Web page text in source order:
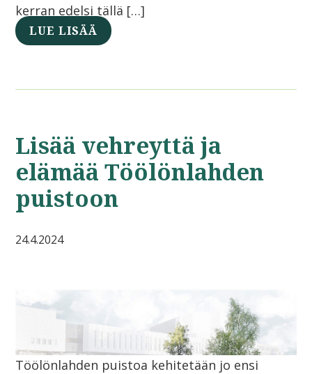
kerran edelsi tällä […]
LUE LISÄÄ
Lisää vehreyttä ja
elämää Töölönlahden
puistoon
24.4.2024
Töölönlahden puistoa kehitetään jo ensi